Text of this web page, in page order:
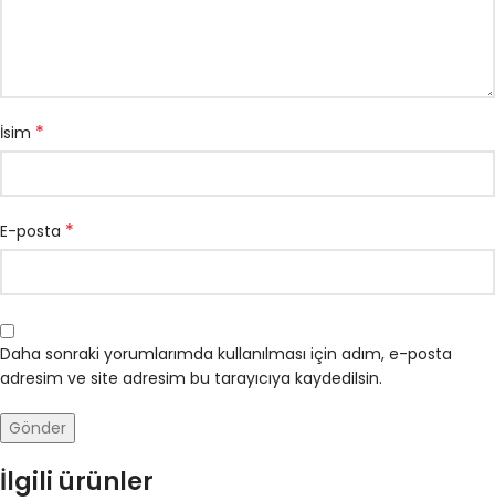
İsim *
E-posta *
Daha sonraki yorumlarımda kullanılması için adım, e-posta
adresim ve site adresim bu tarayıcıya kaydedilsin.
İlgili ürünler